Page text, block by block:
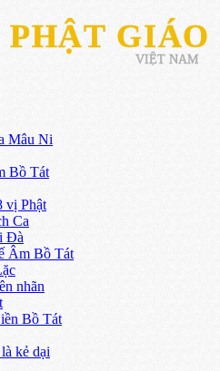
PHẬT GIÁO
VIỆT NAM
Mâu Ni
Bồ Tát
vị Phật
Ca
Đà
Âm Bồ Tát
nhãn
Bồ Tát
kẻ dại